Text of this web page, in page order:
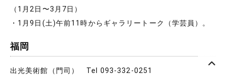
（1月2日〜3月7日）
・1月9日(土)午前11時からギャラリートーク（学芸員）。
福岡
出光美術館（門司） Tel 093-332-0251